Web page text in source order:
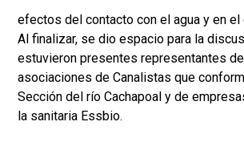
efectos del contacto con el agua y en el
Al finalizar, se dio espacio para la
estuvieron presentes representantes
asociaciones de Canalistas que
Sección del río Cachapoal y de
la sanitaria Essbio.